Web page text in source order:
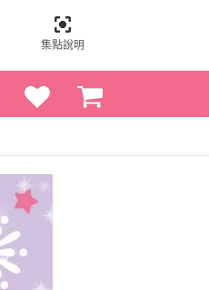
集點說明